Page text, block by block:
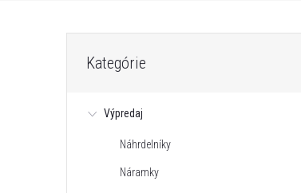
kategórie
Kategórie
Výpredaj
Náhrdelníky
Náramky